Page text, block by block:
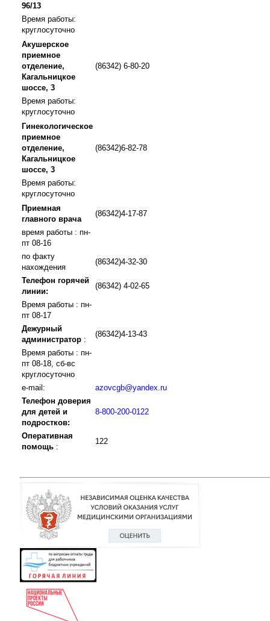
96/13
Время работы:
круглосуточно
Акушерское
приемное
отделение,
Кагальницкое
шоссе, 3
(86342) 6-80-20
Время работы:
круглосуточно
Гинекологическое
приемное
отделение,
Кагальницкое
шоссе, 3
(86342)6-82-78
Время работы:
круглосуточно
Приемная
главного врача
(86342)4-17-87
время работы : пн-
пт 08-16
по факту
нахождения
(86342)4-32-30
Телефон горячей
линии:
(86342) 4-02-65
Время работы : пн-
пт 08-17
Дежурный
администратор :
(86342)4-13-43
Время работы : пн-
пт 08-18, сб-вс
круглосуточно
e-mail:
azovcgb@yandex.ru
Телефон доверия
для детей и
подростков:
8-800-200-0122
Оперативная
помощь :
122